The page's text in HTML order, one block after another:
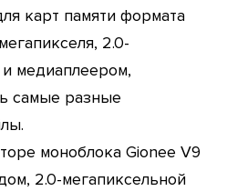
карт памяти формата
2.0-
медиаплеером,
самые разные
моноблока Gionee V9
2.0-мегапиксельной